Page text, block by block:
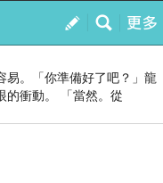
我的
易。「你準備好了吧？」龍
的衝動。 「當然。從